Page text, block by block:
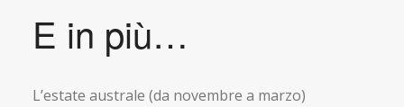
E in più…
L’estate australe (da novembre a marzo)